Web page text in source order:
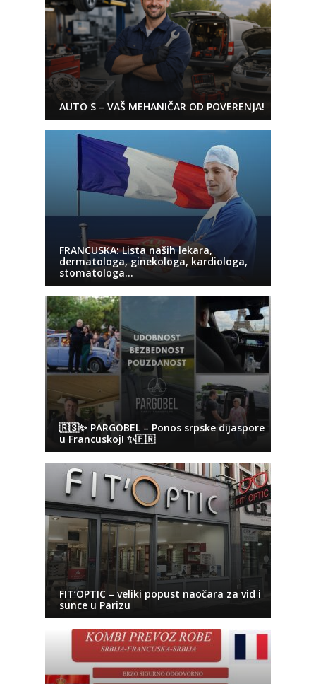
AUTO S – VAŠ MEHANIČAR OD POVERENJA!
FRANCUSKA: Lista naših lekara,
dermatologa, ginekologa, kardiologa,
stomatologa…
🇷🇸✨ PARGOBEL – Ponos srpske dijaspore
u Francuskoj! ✨🇫🇷
FIT’OPTIC – veliki popust naočara za vid i
sunce u Parizu